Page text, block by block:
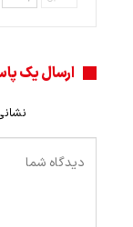
ارسال یک